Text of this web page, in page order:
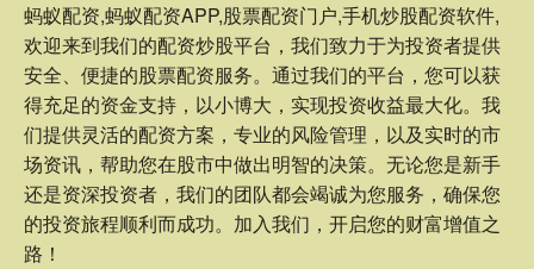
蚂蚁配资,蚂蚁配资APP,股票配资门户,手机炒股配资软件,
欢迎来到我们的配资炒股平台，我们致力于为投资者提供
安全、便捷的股票配资服务。通过我们的平台，您可以获
得充足的资金支持，以小博大，实现投资收益最大化。我
们提供灵活的配资方案，专业的风险管理，以及实时的市
场资讯，帮助您在股市中做出明智的决策。无论您是新手
还是资深投资者，我们的团队都会竭诚为您服务，确保您
的投资旅程顺利而成功。加入我们，开启您的财富增值之
路！